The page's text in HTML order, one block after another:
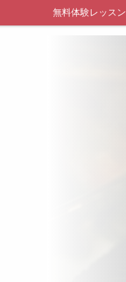
無料体験レッスン